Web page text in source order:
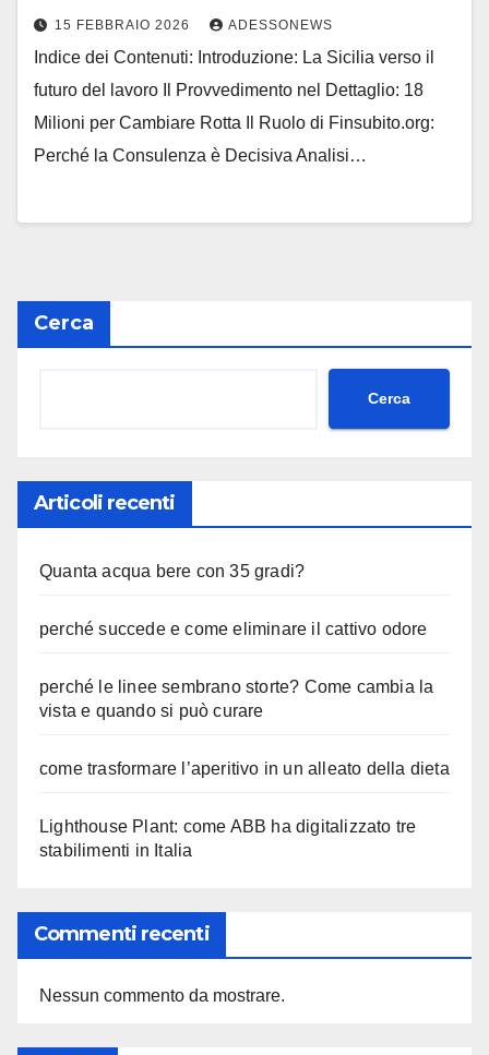
– #Finsubito – Finsubito –
#Adessonews – #Adessonews –
#Finsubito – Adessonews
15 FEBBRAIO 2026 ADESSONEWS
Indice dei Contenuti: Introduzione: La Sicilia verso il
futuro del lavoro Il Provvedimento nel Dettaglio: 18
Milioni per Cambiare Rotta Il Ruolo di Finsubito.org:
Perché la Consulenza è Decisiva Analisi…
Cerca
Cerca
Articoli recenti
Quanta acqua bere con 35 gradi?
perché succede e come eliminare il cattivo odore
perché le linee sembrano storte? Come cambia la
vista e quando si può curare
come trasformare l’aperitivo in un alleato della dieta
Lighthouse Plant: come ABB ha digitalizzato tre
stabilimenti in Italia
Commenti recenti
Nessun commento da mostrare.